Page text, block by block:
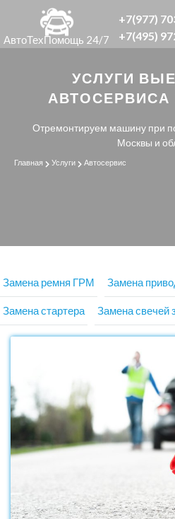
АвтоТехПомощь 24/7
+7(977)
+7(495)
УСЛУГИ
АВТОСЕРВИСА
Отремонтируем машину при
Москвы и
Главная Услуги Автосервис
Замена ремня ГРМ Замена
Замена стартера Замена свечей